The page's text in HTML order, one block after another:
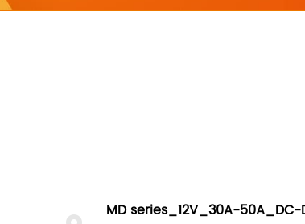
MD series_12V_30A-